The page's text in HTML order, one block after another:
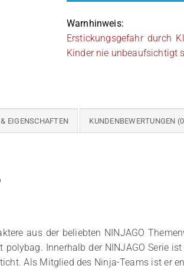
Warnhinweis:
Erstickungsgefahr durch
Kinder nie unbeaufsichtigt
EIGENSCHAFTEN KUNDENBEWERTUNGEN
aus der beliebten NINJAGO
Innerhalb der NINJAGO Serie
Als Mitglied des Ninja-Teams ist er